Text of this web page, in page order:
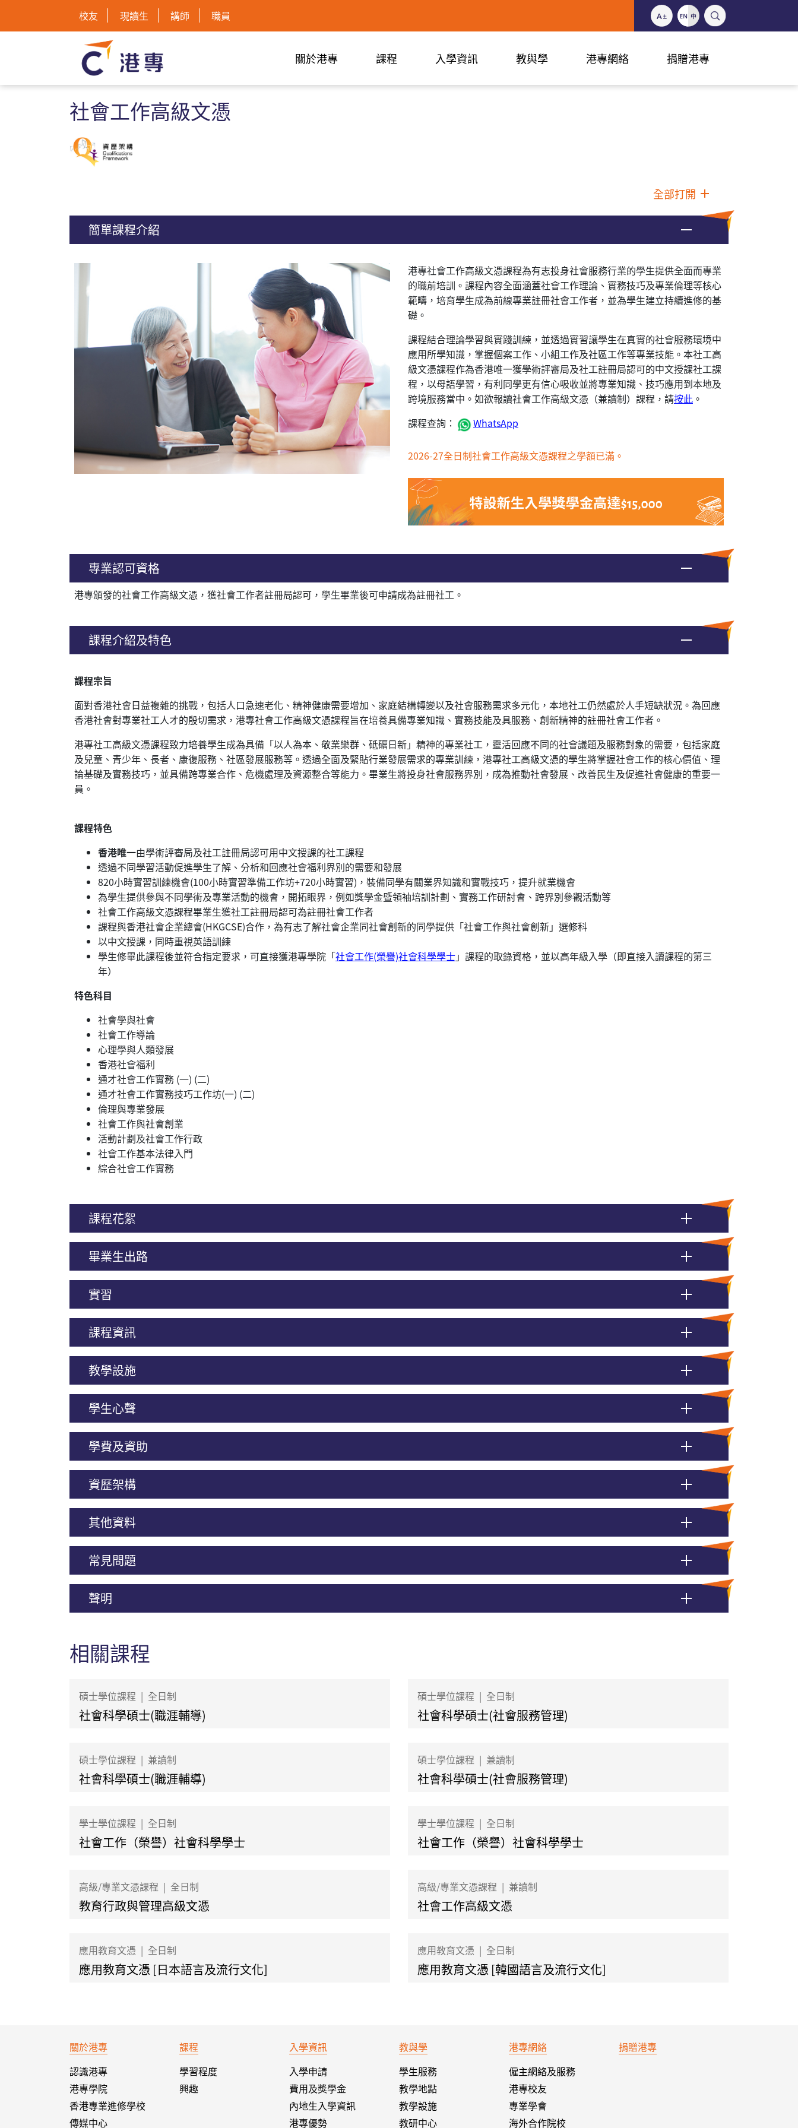
校友 現讀生 講師 職員
關於港專 課程 入學資訊 教與學 港專網絡 捐贈港專
社會工作高級文憑
全部打開
簡單課程介紹
港專社會工作高級文憑課程為有志投身社會服務行業的學生提供全面而專業
的職前培訓。課程內容全面涵蓋社會工作理論、實務技巧及專業倫理等核心
範疇，培育學生成為前線專業註冊社會工作者，並為學生建立持續進修的基
礎。
課程結合理論學習與實踐訓練，並透過實習讓學生在真實的社會服務環境中
應用所學知識，掌握個案工作、小組工作及社區工作等專業技能。本社工高
級文憑課程作為香港唯一獲學術評審局及社工註冊局認可的中文授課社工課
程，以母語學習，有利同學更有信心吸收並將專業知識、技巧應用到本地及
跨境服務當中。如欲報讀社會工作高級文憑（兼讀制）課程，請按此 。
課程查詢：
WhatsApp
2026-27全日制社會工作高級文憑課程之學額已滿。
專業認可資格
港專頒發的社會工作高級文憑，獲社會工作者註冊局認可，學生畢業後可申請成為註冊社工。
課程介紹及特色
課程宗旨
面對香港社會日益複雜的挑戰，包括人口急速老化、精神健康需要增加、家庭結構轉變以及社會服務需求多元化，本地社工仍然處於人手短缺狀況。為回應
香港社會對專業社工人才的殷切需求，港專社會工作高級文憑課程旨在培養具備專業知識、實務技能及具服務、創新精神的註冊社會工作者。
港專社工高級文憑課程致力培養學生成為具備「以人為本、敬業樂群、砥礪日新」精神的專業社工，靈活回應不同的社會議題及服務對象的需要，包括家庭
及兒童、青少年、長者、康復服務、社區發展服務等。透過全面及緊貼行業發展需求的專業訓練，港專社工高級文憑的學生將掌握社會工作的核心價值、理
論基礎及實務技巧，並具備跨專業合作、危機處理及資源整合等能力。畢業生將投身社會服務界別，成為推動社會發展、改善民生及促進社會健康的重要一
員。
課程特色
香港唯一由學術評審局及社工註冊局認可用中文授課的社工課程
透過不同學習活動促進學生了解、分析和回應社會福利界別的需要和發展
820小時實習訓練機會(100小時實習準備工作坊+720小時實習)，裝備同學有關業界知識和實戰技巧，提升就業機會
為學生提供參與不同學術及專業活動的機會，開拓眼界，例如獎學金暨領袖培訓計劃、實務工作研討會、跨界別參觀活動等
社會工作高級文憑課程畢業生獲社工註冊局認可為註冊社會工作者
課程與香港社會企業總會(HKGCSE)合作，為有志了解社會企業同社會創新的同學提供「社會工作與社會創新」選修科
以中文授課，同時重視英語訓練
學生修畢此課程後並符合指定要求，可直接獲港專學院「社會工作(榮譽)社會科學學士」課程的取錄資格，並以高年級入學（即直接入讀課程的第三
年）
特色科目
社會學與社會
社會工作導論
心理學與人類發展
香港社會福利
通才社會工作實務 (一) (二)
通才社會工作實務技巧工作坊(一) (二)
倫理與專業發展
社會工作與社會創業
活動計劃及社會工作行政
社會工作基本法律入門
綜合社會工作實務
課程花絮
畢業生出路
實習
課程資訊
教學設施
學生心聲
學費及資助
資歷架構
其他資料
常見問題
聲明
相關課程
碩士學位課程 | 全日制
社會科學碩士(職涯輔導)
碩士學位課程 | 全日制
社會科學碩士(社會服務管理)
碩士學位課程 | 兼讀制
社會科學碩士(職涯輔導)
碩士學位課程 | 兼讀制
社會科學碩士(社會服務管理)
學士學位課程 | 全日制
社會工作（榮譽）社會科學學士
學士學位課程 | 全日制
社會工作（榮譽）社會科學學士
高級/專業文憑課程 | 全日制
教育行政與管理高級文憑
高級/專業文憑課程 | 兼讀制
社會工作高級文憑
應用教育文憑 | 全日制
應用教育文憑 [日本語言及流行文化]
應用教育文憑 | 全日制
應用教育文憑 [韓國語言及流行文化]
關於港專
認識港專
港專學院
香港專業進修學校
傳媒中心
課程
學習程度
興趣
入學資訊
入學申請
費用及獎學金
內地生入學資訊
港專優勢
教與學
學生服務
教學地點
教學設施
教研中心
港專網絡
僱主網絡及服務
港專校友
專業學會
海外合作院校
捐贈港專